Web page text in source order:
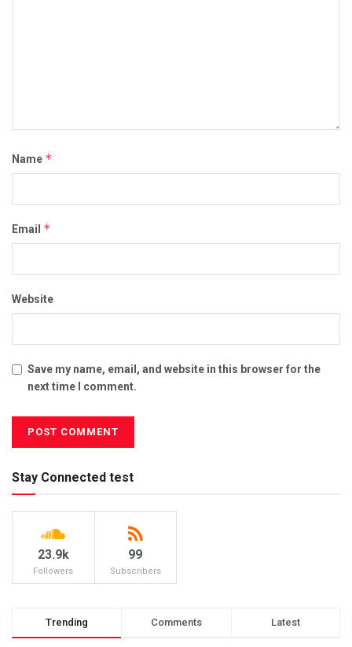
Name *
Email *
Website
Save my name, email, and website in this browser for the
next time I comment.
Stay Connected test
23.9k
Followers
99
Subscribers
Trending Comments Latest